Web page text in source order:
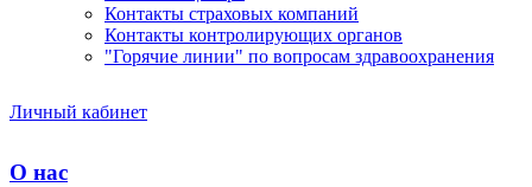
Контакты страховых компаний
Контакты контролирующих органов
"Горячие линии" по вопросам здравоохранения
Личный кабинет
О нас